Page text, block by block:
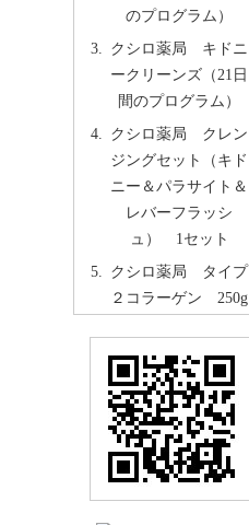
のプログラム）
クシロ薬局 キドニ
ークリーンズ（21日
間のプログラム）
クシロ薬局 クレン
ジングセット（キド
ニー＆パラサイト＆
レバーフラッシ
ュ） 1セット
クシロ薬局 タイプ
２コラーゲン 250g